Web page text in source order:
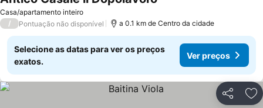
Casa/apartamento inteiro
/ Pontuação não disponível a 0.1 km de Centro da cidade
Selecione as datas para ver os preços
exatos.
Ver preços
Partilhar